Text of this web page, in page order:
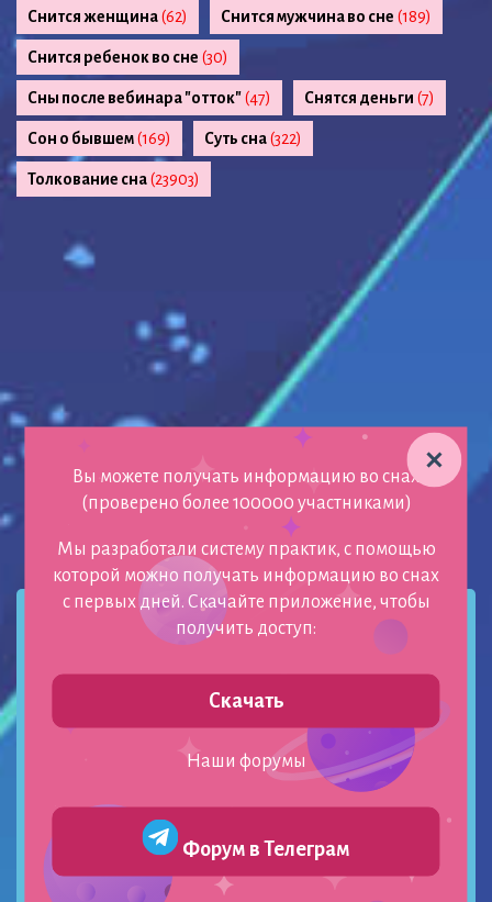
Снится женщина(62) Снится мужчина во сне (189)
Снится ребенок во сне (30)
Сны после вебинара "отток"(47) Снятся деньги (7)
Сон о бывшем(169) Суть сна(322)
Толкование сна(23903)
Рубрики
Архив гипнотерапевта
Вещие сны
Love Story
Моё подсознание - мой врач
Поступки людей
Вы можете получать информацию во снах
(проверено более 100000 участниками)
Мы разработали систему практик, с помощью
которой можно получать информацию во снах
с первых дней. Скачайте приложение, чтобы
получить доступ:
Скачать
Наши форумы
Форум в Телеграм